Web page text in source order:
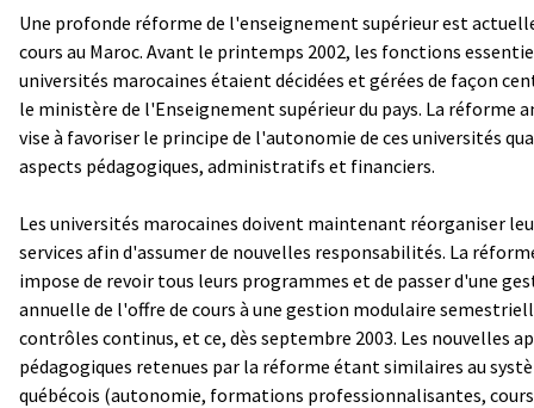
Une profonde réforme de l'enseignement supérieur est
cours au Maroc. Avant le printemps 2002, les fonctions
universités marocaines étaient décidées et gérées de façon
le ministère de l'Enseignement supérieur du pays. La réforme
vise à favoriser le principe de l'autonomie de ces universités
aspects pédagogiques, administratifs et financiers.
Les universités marocaines doivent maintenant réorganiser
services afin d'assumer de nouvelles responsabilités. La
impose de revoir tous leurs programmes et de passer d'une
annuelle de l'offre de cours à une gestion modulaire
contrôles continus, et ce, dès septembre 2003. Les nouvelles
pédagogiques retenues par la réforme étant similaires au
québécois (autonomie, formations professionnalisantes, cours